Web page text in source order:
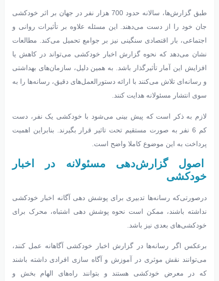
طبق گزارش‌ها، سالانه حدود 700 هزار نفر در جهان بر اثر خودکشی
جان خود را از دست می‌دهند. این مسئله علاوه بر تأثیرات روانی و
اجتماعی، بار اقتصادی سنگینی نیز بر جوامع تحمیل می‌کند. مطالعات
نشان می‌دهد که نحوه گزارش اخبار خودکشی می‌تواند در کاهش یا
افزایش این آمار تأثیرگذار باشد. به همین دلیل، سازمان‌های بهداشتی
و رسانه‌ای تلاش می‌کنند با ارائه دستورالعمل‌های دقیق، رسانه‌ها را به
سوی انتشار مسئولانه هدایت کنند.
لازم به ذکر است که پیش بینی می‌شود با خودکشی یک نفر، دست
کم 6 نفر به صورت مستقیم تحت تاثیر قرار بگیرند. بنابراین اهمیت
پرداخت به این موضوع کاملا واضح است.
اصول گزارش‌دهی مسئولانه در اخبار
خودکشی
درصورتی‌که رسانه‌ها تدبیری برای پوشش دهی آگانه اخبار خودکشی
نداشته باشند، ممکن است نحوه پوشش دهی اشتباه، محرک برای
خودکشی‌های بعدی نیز باشد.
برعکس اگر رسانه‌ها در گزارش اخبار خودکشی آگاهانه عمل کنند،
می‌توانند نقش موثری در آموزش و آگاه سازی افرادی داشته باشند
که در معرض خودکشی هستند و بتوانند راه‌های الهام بخش و